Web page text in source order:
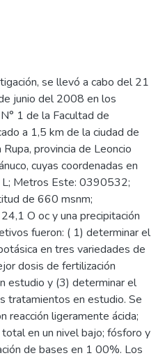
se llevó a cabo del 21
junio del 2008 en los
1 de la Facultad de
a 1,5 km de la ciudad de
provincia de Leoncio
cuyas coordenadas en
L; Metros Este: 0390532;
de 660 msnm;
O oc y una precipitación
fueron: ( 1) determinar el
en tres variedades de
dosis de fertilización
estudio y (3) determinar el
tratamientos en estudio. Se
reacción ligeramente ácida;
en un nivel bajo; fósforo y
de bases en 1 00%. Los